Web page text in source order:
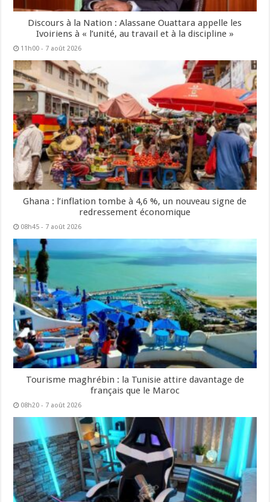
Discours à la Nation : Alassane Ouattara appelle les
Ivoiriens à « l’unité, au travail et à la discipline »
11h00 - 7 août 2026
Ghana : l’inflation tombe à 4,6 %, un nouveau signe de
redressement économique
08h45 - 7 août 2026
Tourisme maghrébin : la Tunisie attire davantage de
français que le Maroc
08h20 - 7 août 2026